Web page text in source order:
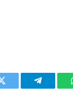
Twitter Telegram